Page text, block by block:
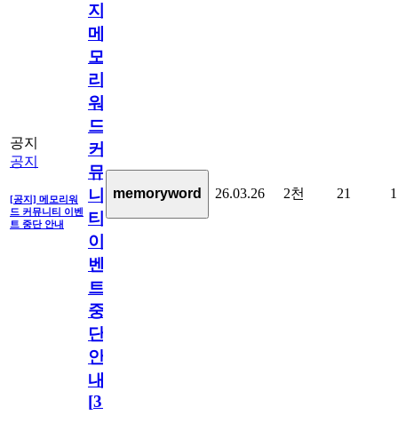
공지
공지
[공지] 메모리워
드 커뮤니티 이벤
트 중단 안내
지]
메
모
리
워
드
커
뮤
니
티
이
벤
트
중
단
안
내
[31
memoryword 26.03.26 2천 21 1